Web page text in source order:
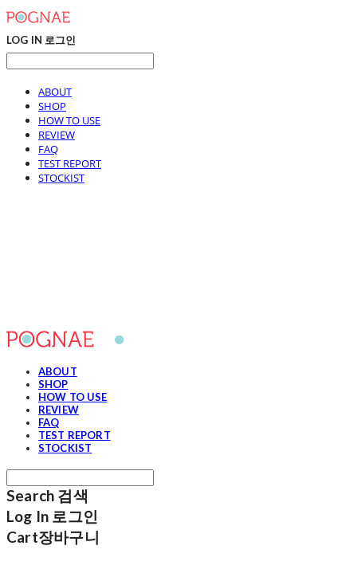
LOG IN 로그인
ABOUT
SHOP
HOW TO USE
REVIEW
FAQ
TEST REPORT
STOCKIST
ABOUT
SHOP
HOW TO USE
REVIEW
FAQ
TEST REPORT
STOCKIST
Search 검색
Log In 로그인
Cart장바구니